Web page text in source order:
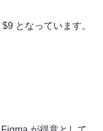
となっています。